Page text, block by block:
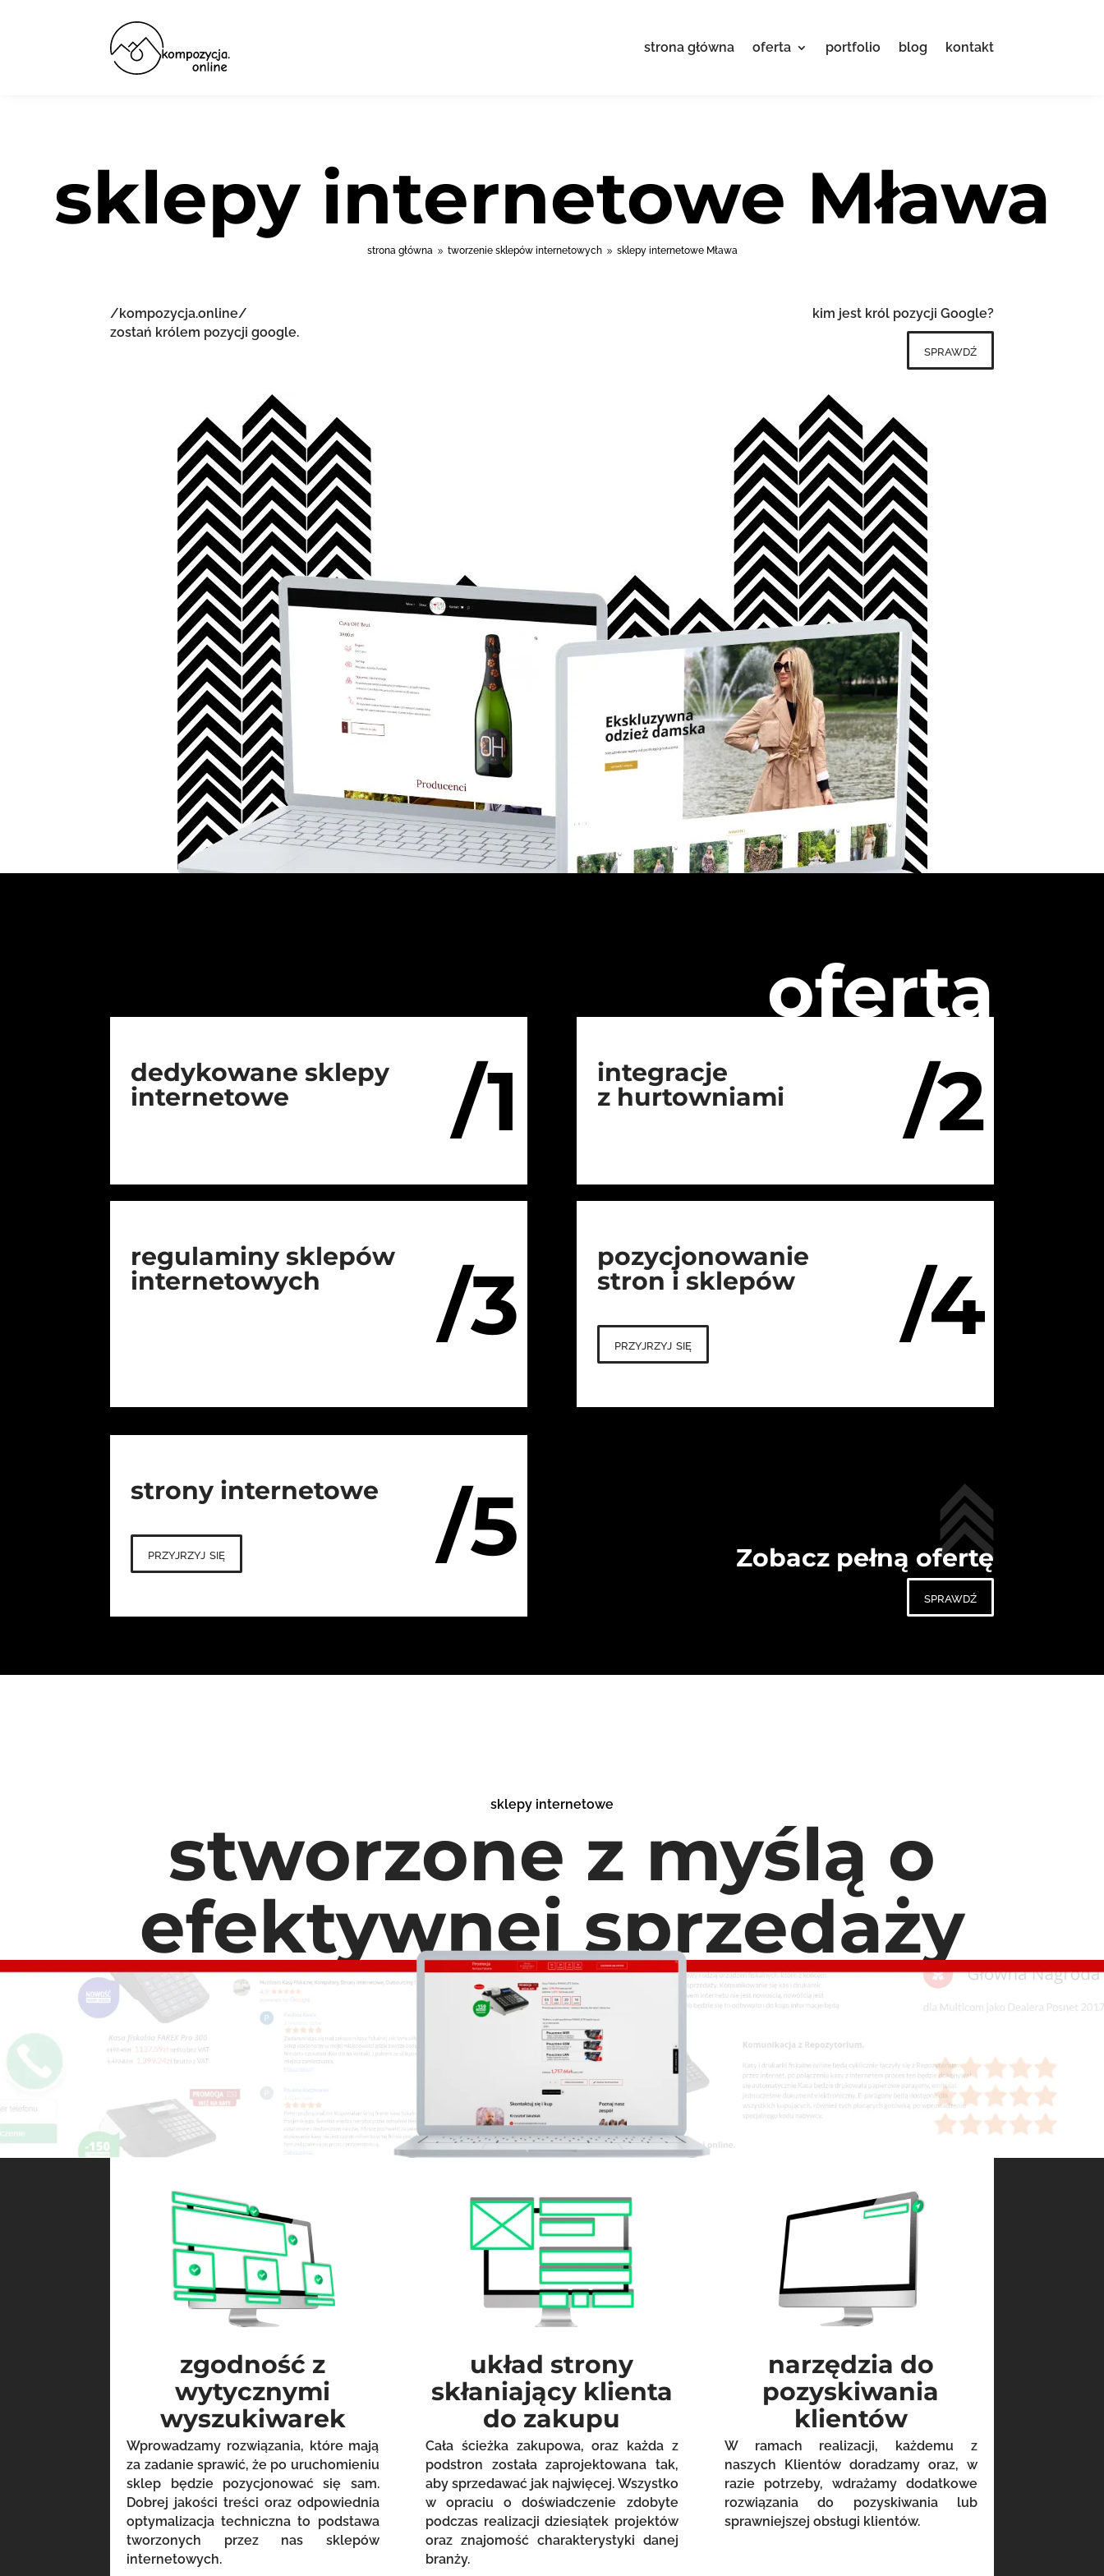
strona główna oferta portfolio blog kontakt
sklepy internetowe Mława
strona główna 9 tworzenie sklepów internetowych 9 sklepy internetowe Mława
/kompozycja.online/
zostań królem pozycji google.
kim jest król pozycji Google?
sprawdź
oferta
/1
dedykowane sklepy
internetowe
/2
integracje
z hurtowniami
/3
regulaminy sklepów
internetowych
/4
pozycjonowanie
stron i sklepów
przyjrzyj się
/5
strony internetowe
przyjrzyj się Zobacz pełną ofertę
sprawdź
sklepy internetowe
stworzone z myślą o
efektywnej sprzedaży
zgodność z
wytycznymi
wyszukiwarek
Wprowadzamy rozwiązania, które mają
za zadanie sprawić, że po uruchomieniu
sklep będzie pozycjonować się sam.
Dobrej jakości treści oraz odpowiednia
optymalizacja techniczna to podstawa
tworzonych przez nas sklepów
internetowych.
układ strony
skłaniający klienta
do zakupu
Cała ścieżka zakupowa, oraz każda z
podstron została zaprojektowana tak,
aby sprzedawać jak najwięcej. Wszystko
w opraciu o doświadczenie zdobyte
podczas realizacji dziesiątek projektów
oraz znajomość charakterystyki danej
branży.
narzędzia do
pozyskiwania
klientów
W ramach realizacji, każdemu z
naszych Klientów doradzamy oraz, w
razie potrzeby, wdrażamy dodatkowe
rozwiązania do pozyskiwania lub
sprawniejszej obsługi klientów.